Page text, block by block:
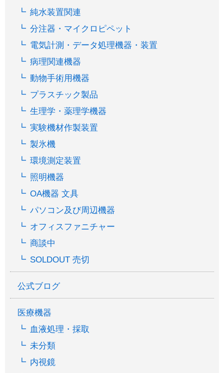
純水装置関連
分注器・マイクロピペット
電気計測・データ処理機器・装置
病理関連機器
動物手術用機器
プラスチック製品
生理学・薬理学機器
実験機材作製装置
製氷機
環境測定装置
照明機器
OA機器 文具
パソコン及び周辺機器
オフィスファニチャー
商談中
SOLDOUT 売切
公式ブログ
医療機器
血液処理・採取
未分類
内視鏡